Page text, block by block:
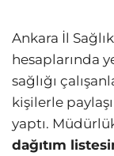
Ankara İl
hesaplarında
sağlığı
kişilerle
yaptı.
dağıtım